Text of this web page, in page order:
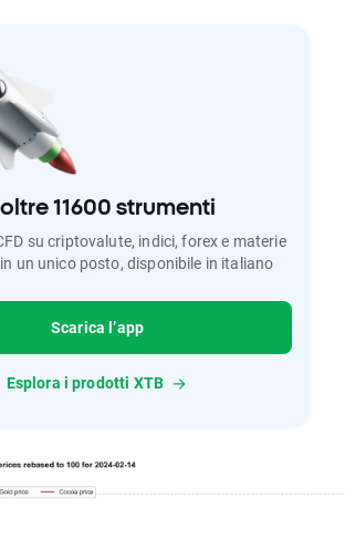
11600 strumenti
su criptovalute, indici, forex e materie
un unico posto, disponibile in italiano
Scarica l’app
Esplora i prodotti XTB